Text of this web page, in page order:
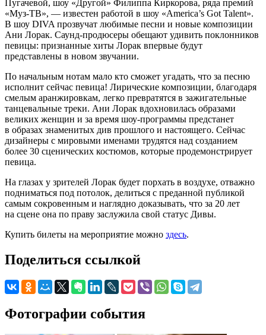
Пугачевой, шоу «Другой» Филиппа Киркорова, ряда премий
«Муз-ТВ», — известен работой в шоу «America’s Got Talent».
В шоу DIVA прозвучат любимые песни и новые композиции
Ани Лорак. Саунд-продюсеры обещают удивить поклонников
певицы: признанные хиты Лорак впервые будут
представлены в новом звучании.
По начальным нотам мало кто сможет угадать, что за песню
исполнит сейчас певица! Лирические композиции, благодаря
смелым аранжировкам, легко превратятся в зажигательные
танцевальные треки. Ани Лорак вдохновилась образами
великих женщин и за время шоу-программы предстанет
в образах знаменитых див прошлого и настоящего. Сейчас
дизайнеры с мировыми именами трудятся над созданием
более 30 сценических костюмов, которые продемонстрирует
певица.
На глазах у зрителей Лорак будет порхать в воздухе, отважно
подниматься под потолок, делиться с преданной публикой
самым сокровенным и наглядно доказывать, что за 20 лет
на сцене она по праву заслужила свой статус Дивы.
Купить билеты на мероприятие можно здесь.
Поделиться ссылкой
Фотографии события